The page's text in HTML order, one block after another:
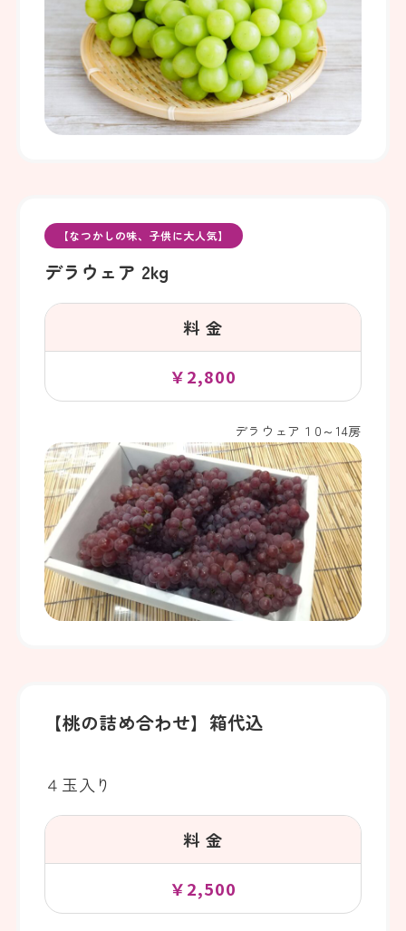
【なつかしの味、子供に大人気】
デラウェア 2kg
料 金
￥2,800
デラウェア１0～14房
【桃の詰め合わせ】箱代込
４玉入り
料 金
￥2,500